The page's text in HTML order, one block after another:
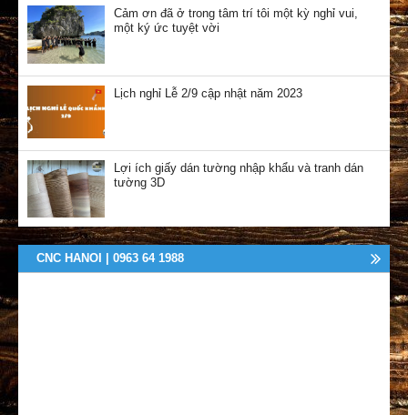
Cảm ơn đã ở trong tâm trí tôi một kỳ nghỉ vui,
một ký ức tuyệt vời
Lịch nghỉ Lễ 2/9 cập nhật năm 2023
Lợi ích giấy dán tường nhập khẩu và tranh dán
tường 3D
CNC HANOI | 0963 64 1988